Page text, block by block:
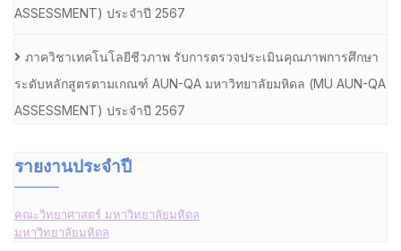
ASSESSMENT) ประจำปี 2567
ภาควิชาเทคโนโลยีชีวภาพ รับการตรวจประเมินคุณภาพการศึกษา
ระดับหลักสูตรตามเกณฑ์ AUN-QA มหาวิทยาลัยมหิดล (MU AUN-QA
ASSESSMENT) ประจำปี 2567
รายงานประจำปี
คณะวิทยาศาสตร์ มหาวิทยาลัยมหิดล
มหาวิทยาลัยมหิดล